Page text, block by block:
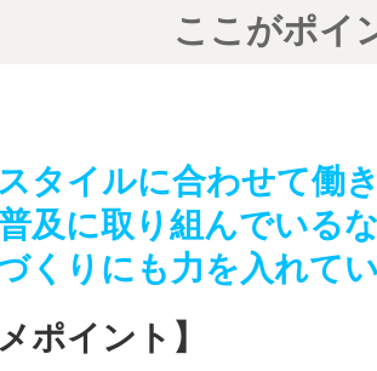
ここがポイ
タイルに合わせて働
及に取り組んでいる
くりにも力を入れて
ポイント】